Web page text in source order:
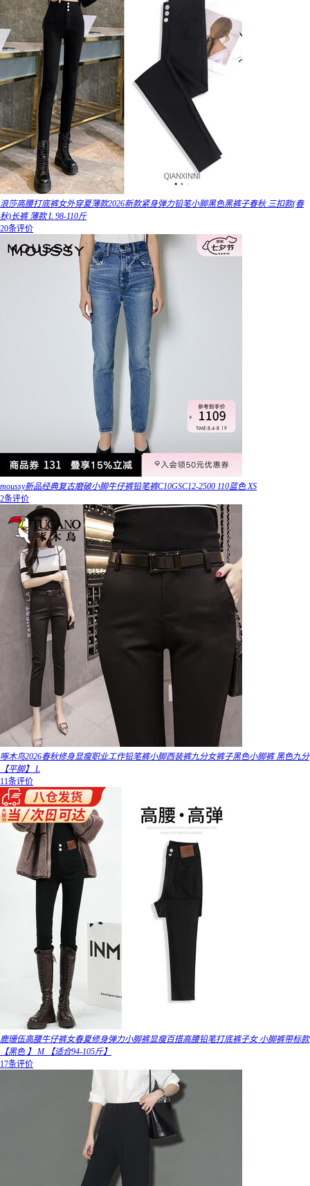
浪莎高腰打底裤女外穿夏薄款2026新款紧身弹力铅笔小脚黑色黑裤子春秋 三扣款(春
秋)长裤 薄款 L 98-110斤
20条评价
moussy新品经典复古磨破小脚牛仔裤铅笔裤C10GSC12-2500 110蓝色 XS
2条评价
啄木鸟2026春秋修身显瘦职业工作铅笔裤小脚西装裤九分女裤子黑色小脚裤 黑色九分
【平脚】 L
11条评价
鹿珊伍高腰牛仔裤女春夏修身弹力小脚裤显瘦百搭高腰铅笔打底裤子女 小脚裤带标款
【黑色 】 M 【适合94-105斤】
17条评价